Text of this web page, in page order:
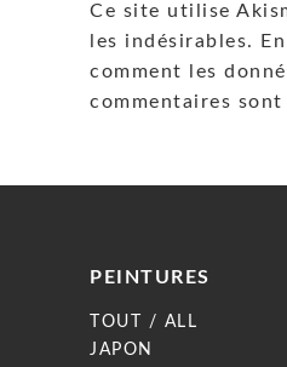
Ce site utilise
les indésirables.
comment les
commentaires
PEINTURES
TOUT / ALL
JAPON